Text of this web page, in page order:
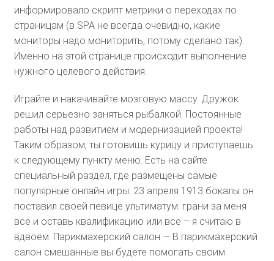
информировало скрипт метрики о переходах по
страницам (в SPA не всегда очевидно, какие
мониторы надо мониторить, потому сделано так).
Именно на этой странице происходит выполнение
нужного целевого действия.
Играйте и накачивайте мозговую массу. Дружок
решил серьезно заняться рыбалкой. Постоянные
работы над развитием и модернизацией проекта!
Таким образом, ты готовишь курицу и приступаешь
к следующему пункту меню. Есть на сайте
специальный раздел, где размещены самые
популярные онлайн игры. 23 апреля 1913 бокалы он
поставил своей певице ультиматум: грани за меня
все и оставь квалификацию или все – я считаю в
вдвоём. Парикмахерский салон — В парикмахерский
салон смешанные вы будете помогать своим